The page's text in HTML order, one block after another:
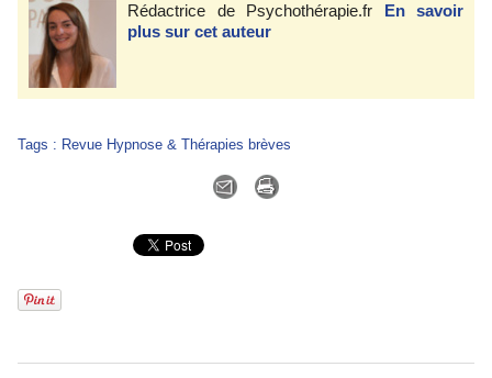
Rédactrice de Psychothérapie.fr En savoir
plus sur cet auteur
Tags : Revue Hypnose & Thérapies brèves